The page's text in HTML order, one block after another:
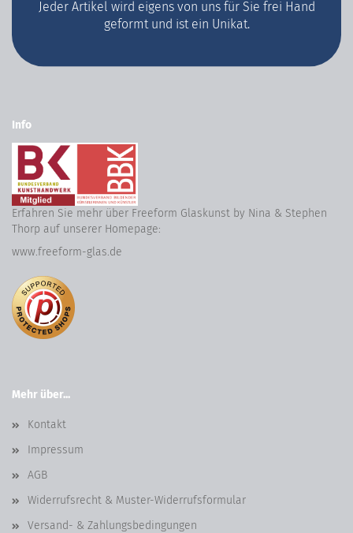
Jeder Artikel wird eigens von uns für Sie frei Hand
geformt und ist ein Unikat.
Info
Erfahren Sie mehr über Freeform Glaskunst by Nina & Stephen
Thorp auf unserer Homepage:
www.freeform-glas.de
Mehr über...
Kontakt
Impressum
AGB
Widerrufsrecht & Muster-Widerrufsformular
Versand- & Zahlungsbedingungen